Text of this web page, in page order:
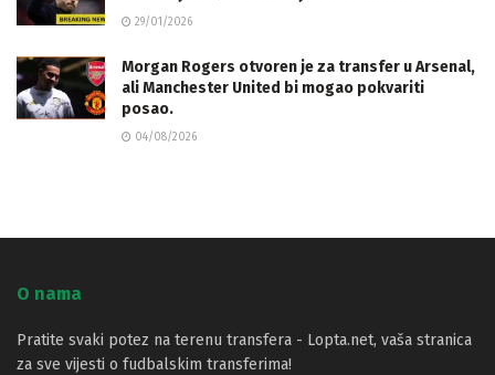
29/01/2026
Morgan Rogers otvoren je za transfer u Arsenal,
ali Manchester United bi mogao pokvariti
posao.
04/08/2026
O nama
Pratite svaki potez na terenu transfera - Lopta.net, vaša stranica
za sve vijesti o fudbalskim transferima!